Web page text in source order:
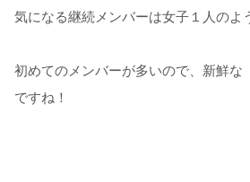
気になる継続メンバーは女子１人のよ
初めてのメンバーが多いので、新鮮な
ですね！